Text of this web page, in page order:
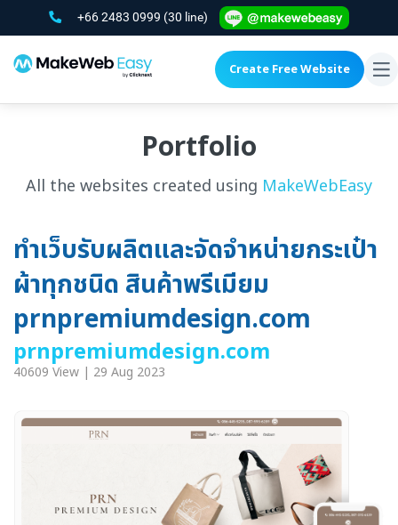
+66 2483 0999 (30 line)
Create Free Website
Portfolio
All the websites created using MakeWebEasy
ทำเว็บรับผลิตและจัดจำหน่ายกระเป๋า
ผ้าทุกชนิด สินค้าพรีเมียม
prnpremiumdesign.com
prnpremiumdesign.com
40609 View | 29 Aug 2023